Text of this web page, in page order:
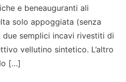
e beneauguranti ali
solo appoggiata (senza
semplici incavi rivestiti di
vellutino sintetico. L’altro
[…]